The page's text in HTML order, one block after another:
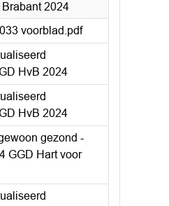
2024
voorblad.pdf
HvB 2024
HvB 2024
gezond -
GGD Hart voor